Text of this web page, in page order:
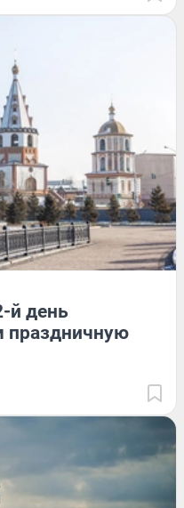
й день
праздничную